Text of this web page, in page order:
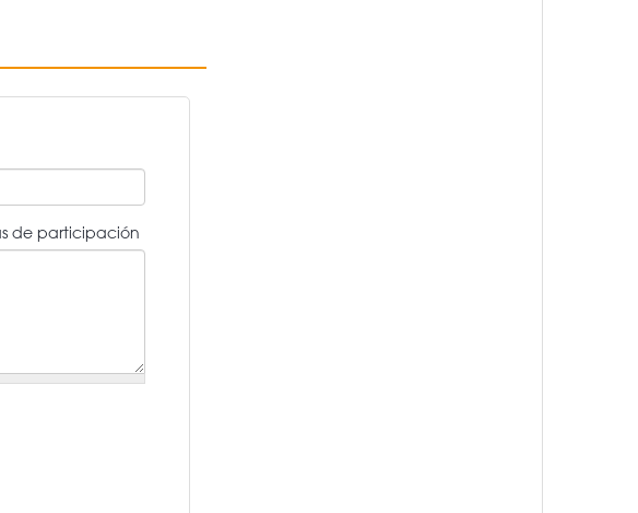
de participación